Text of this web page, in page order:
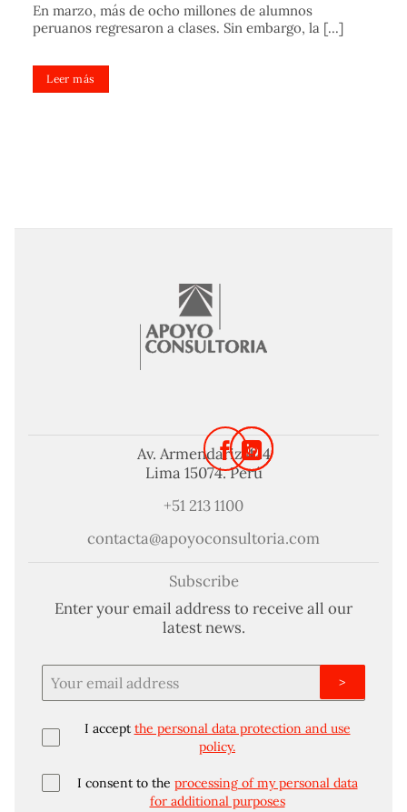
En marzo, más de ocho millones de alumnos
peruanos regresaron a clases. Sin embargo, la [...]
Leer más
Av. Armendariz 424
Lima 15074. Perú
+51 213 1100
contacta@apoyoconsultoria.com
Subscribe
Enter your email address to receive all our
latest news.
I accept the personal data protection and use
policy.
I consent to the processing of my personal data
for additional purposes
>